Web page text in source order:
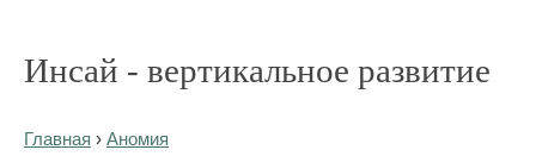
Инсай - вертикальное развитие
Главная › Аномия